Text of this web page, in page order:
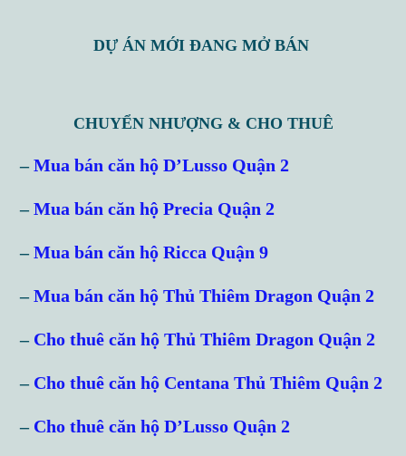
DỰ ÁN MỚI ĐANG MỞ BÁN
CHUYỂN NHƯỢNG & CHO THUÊ
–Mua bán căn hộ D’Lusso Quận 2
–Mua bán căn hộ Precia Quận 2
–Mua bán căn hộ Ricca Quận 9
–Mua bán căn hộ Thủ Thiêm Dragon Quận 2
– Cho thuê căn hộ Thủ Thiêm Dragon Quận 2
– Cho thuê căn hộ Centana Thủ Thiêm Quận 2
– Cho thuê căn hộ D’Lusso Quận 2